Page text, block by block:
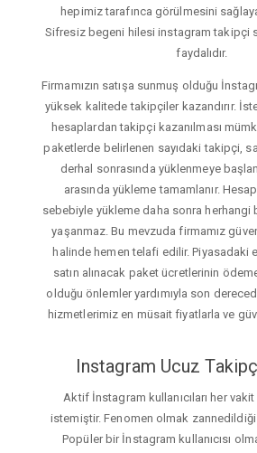
hepimiz tarafınca görülmesini
Sifresiz begeni hilesi instagram takipçi
faydalıdır.
Firmamızın satışa sunmuş olduğu
yüksek kalitede takipçiler kazandırır.
hesaplardan takipçi kazanılması
paketlerde belirlenen sayıdaki takipçi,
derhal sonrasında yüklenmeye
arasında yükleme tamamlanır.
sebebiyle yükleme daha sonra herhangi
yaşanmaz. Bu mevzuda firmamız
halinde hemen telafi edilir. Piyasadaki
satın alınacak paket ücretlerinin
olduğu önlemler yardımıyla son
hizmetlerimiz en müsait fiyatlarla ve
Instagram Ucuz
Aktif İnstagram kullanıcıları her
istemiştir. Fenomen olmak
Popüler bir İnstagram kullanıcısı